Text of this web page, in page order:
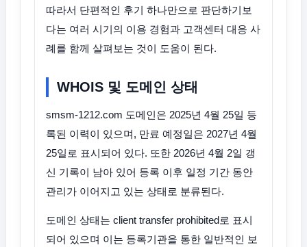
따라서 단편적인 후기 하나만으로 판단하기보
다는 여러 시기의 이용 경험과 고객센터 대응 사
례를 함께 살펴보는 것이 도움이 된다.
WHOIS 및 도메인 상태
smsm-1212.com 도메인은 2025년 4월 25일 등
록된 이력이 있으며, 만료 예정일은 2027년 4월
25일로 표시되어 있다. 또한 2026년 4월 2일 갱
신 기록이 남아 있어 등록 이후 일정 기간 동안
관리가 이어지고 있는 상태로 분류된다.
도메인 상태는 client transfer prohibited로 표시
되어 있으며 이는 등록기관을 통한 일반적인 보